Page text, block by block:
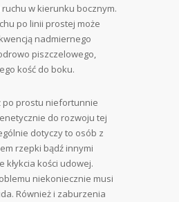
w kierunku bocznym.
po linii prostej może
nadmiernego
piszczelowego,
kość do boku.
po prostu niefortunnie
do rozwoju tej
dotyczy to osób z
rzepki bądź innymi
kłykcia kości udowej.
niekoniecznie musi
Również i zaburzenia